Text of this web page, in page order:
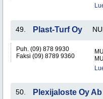
49. Plast-Turf Oy
Puh. (09) 878 9930
Faksi (09) 8789 9360
50. Plexijaloste Oy Ab